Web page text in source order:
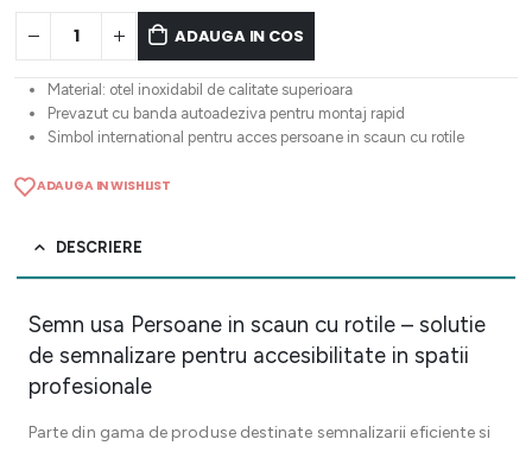
ADAUGA IN COS
Material: otel inoxidabil de calitate superioara
Prevazut cu banda autoadeziva pentru montaj rapid
Simbol international pentru acces persoane in scaun cu rotile
ADAUGA IN WISHLIST
DESCRIERE
Semn usa Persoane in scaun cu rotile – solutie
de semnalizare pentru accesibilitate in spatii
profesionale
Parte din gama de produse destinate semnalizarii eficiente si